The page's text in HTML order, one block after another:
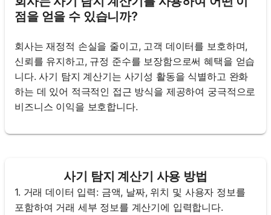
점을 얻을 수 있습니까?
회사는 재정적 손실을 줄이고, 고객 데이터를 보호하며,
신뢰를 유지하고, 규정 준수를 보장함으로써 혜택을 얻습
니다. 사기 탐지 계산기는 사기성 활동을 식별하고 완화
하는 데 있어 적극적인 접근 방식을 제공하여 궁극적으로
비즈니스 이익을 보호합니다.
사기 탐지 계산기 사용 방법
1. 거래 데이터 입력: 금액, 날짜, 위치 및 사용자 정보를
포함하여 거래 세부 정보를 계산기에 입력합니다.